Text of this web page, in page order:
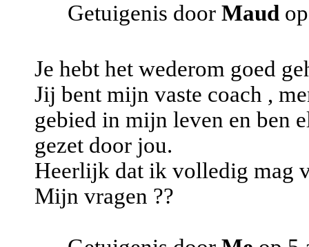
Getuigenis door Maud
Je hebt het wederom goed
Jij bent mijn vaste coach ,
gebied in mijn leven en ben
gezet door jou.
Heerlijk dat ik volledig mag
Mijn vragen ??